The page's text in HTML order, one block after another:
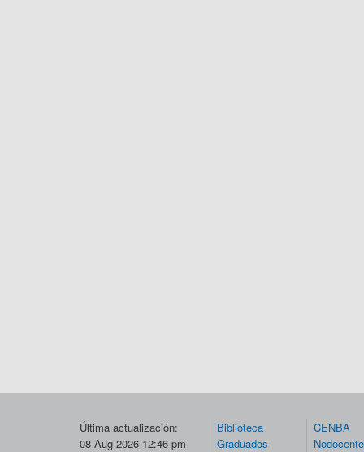
Última actualización:
08-Aug-2026 12:46 pm
Biblioteca
Graduados
CENBA